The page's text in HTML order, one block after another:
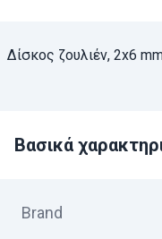
Δίσκος ζουλιέν, 2x6
Βασικά
Brand